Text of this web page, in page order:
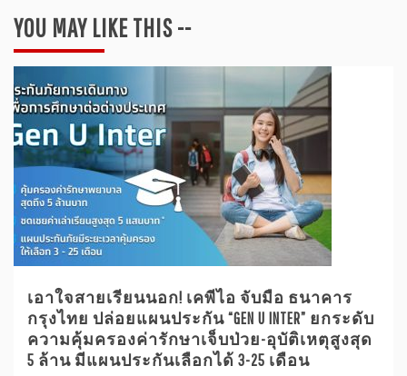
YOU MAY LIKE THIS --
เอาใจสายเรียนนอก! เคพีไอ จับมือ ธนาคาร
กรุงไทย ปล่อยแผนประกัน “GEN U INTER” ยกระดับ
ความคุ้มครองค่ารักษาเจ็บป่วย-อุบัติเหตุสูงสุด
5 ล้าน มีแผนประกันเลือกได้ 3-25 เดือน